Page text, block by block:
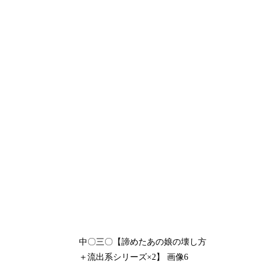
中〇三〇【諦めたあの娘の壊し方
＋流出系シリーズ×2】 画像6